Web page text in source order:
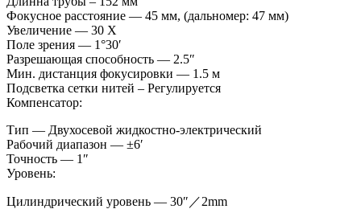
Фокусное расстояние — 45 мм, (дальномер: 47 мм)
Увеличение — 30 X
Поле зрения — 1°30′
Разрешающая способность — 2.5″
Мин. дистанция фокусировки — 1.5 м
Подсветка сетки нитей – Регулируется
Компенсатор:
Тип — Двухосевой жидкостно-электрический
Рабочий диапазон — ±6′
Точность — 1″
Уровень:
Цилиндрический уровень — 30″／2mm